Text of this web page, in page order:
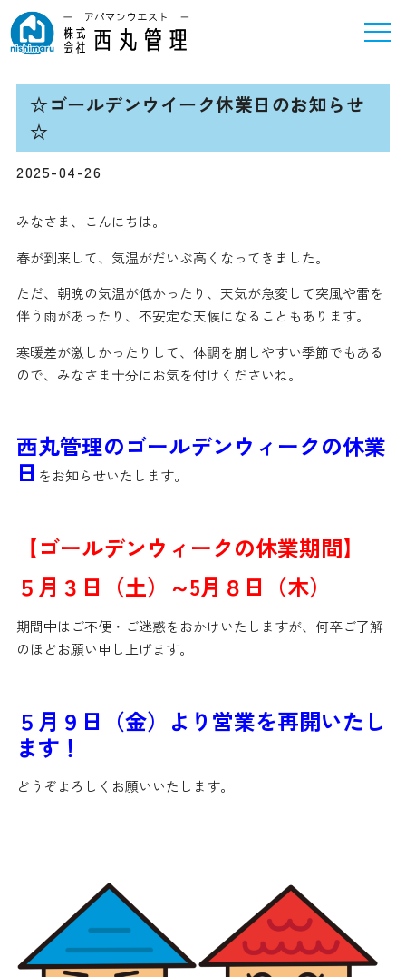
☆ゴールデンウイーク休業日のお知らせ
☆
2025-04-26
みなさま、こんにちは。
春が到来して、気温がだいぶ高くなってきました。
ただ、朝晩の気温が低かったり、天気が急変して突風や雷を
伴う雨があったり、不安定な天候になることもあります。
寒暖差が激しかったりして、体調を崩しやすい季節でもある
ので、みなさま十分にお気を付けくださいね。
西丸管理のゴールデンウィークの休業
日 をお知らせいたします。
【ゴールデンウィークの休業期間】
５月３日（土）～5月８日（木）
期間中はご不便・ご迷惑をおかけいたしますが、何卒ご了解
のほどお願い申し上げます。
５月９日（金）より営業を再開いたし
ます！
どうぞよろしくお願いいたします。